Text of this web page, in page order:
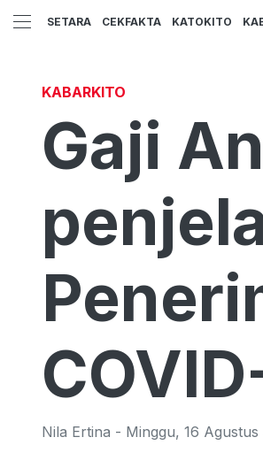
SETARA CEKFAKTA KATOKITO
KABARKITO
Gaji
Nila Ertina - Minggu, 16 Agustus